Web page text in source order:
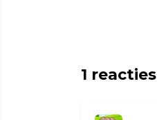
1 reacties